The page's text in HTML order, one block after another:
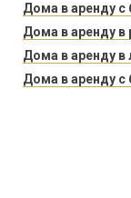
Дома в аренду
Дома в аренду в
Дома в аренду в
Дома в аренду с